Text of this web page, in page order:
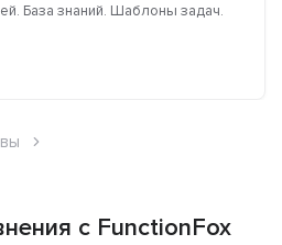
База знаний. Шаблоны задач.
с FunctionFox